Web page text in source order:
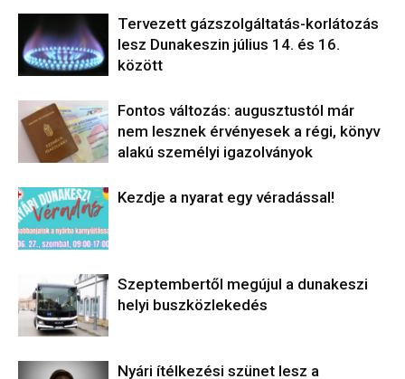
Tervezett gázszolgáltatás-korlátozás
lesz Dunakeszin július 14. és 16.
között
Fontos változás: augusztustól már
nem lesznek érvényesek a régi, könyv
alakú személyi igazolványok
Kezdje a nyarat egy véradással!
Szeptembertől megújul a dunakeszi
helyi buszközlekedés
Nyári ítélkezési szünet lesz a